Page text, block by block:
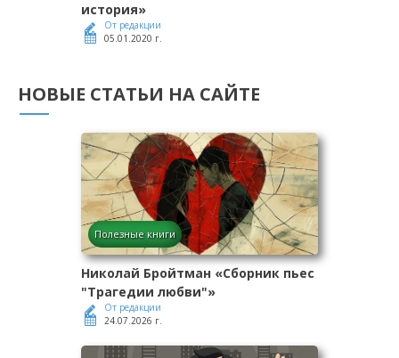
история»
От редакции
05.01.2020 г.
НОВЫЕ СТАТЬИ НА САЙТЕ
Полезные книги
Николай Бройтман «Сборник пьес
"Трагедии любви"»
От редакции
24.07.2026 г.